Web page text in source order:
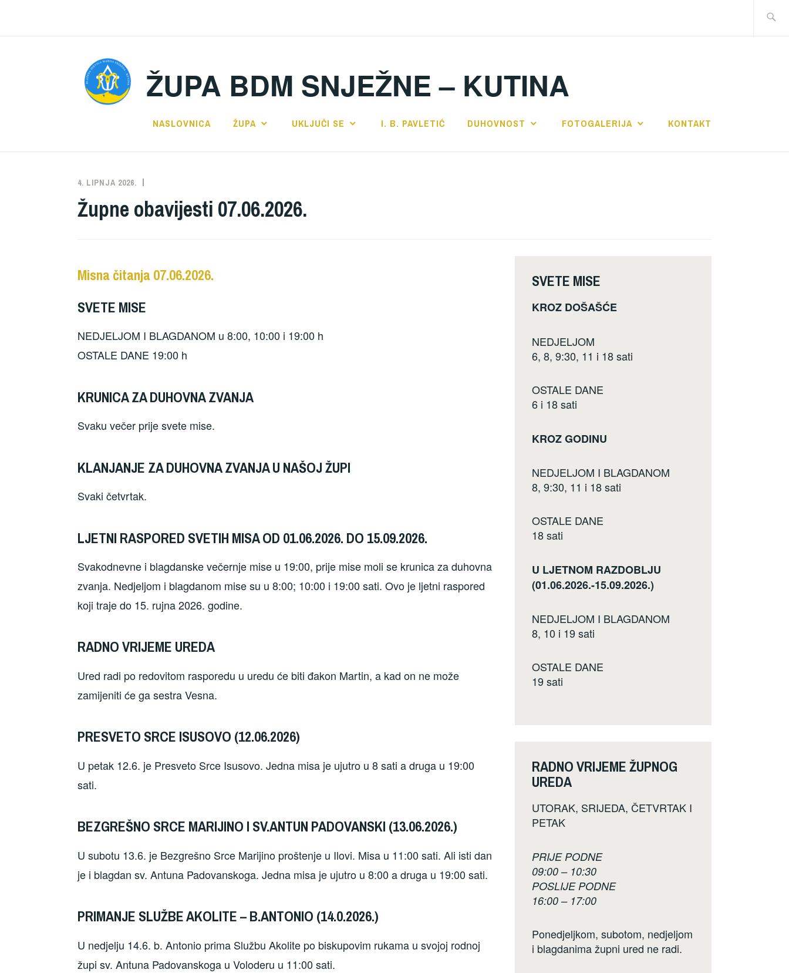
ŽUPA BDM SNJEŽNE – KUTINA
NASLOVNICA ŽUPA UKLJUČI SE I. B. PAVLETIĆ DUHOVNOST FOTOGALERIJA KONTAKT
4. LIPNJA 2026.
Župne obavijesti 07.06.2026.
Misna čitanja 07.06.2026.
SVETE MISE
NEDJELJOM I BLAGDANOM u 8:00, 10:00 i 19:00 h
OSTALE DANE 19:00 h
KRUNICA ZA DUHOVNA ZVANJA
Svaku večer prije svete mise.
KLANJANJE ZA DUHOVNA ZVANJA U NAŠOJ ŽUPI
Svaki četvrtak.
LJETNI RASPORED SVETIH MISA OD 01.06.2026. DO 15.09.2026.
Svakodnevne i blagdanske večernje mise u 19:00, prije mise moli se krunica za duhovna
zvanja. Nedjeljom i blagdanom mise su u 8:00; 10:00 i 19:00 sati. Ovo je ljetni raspored
koji traje do 15. rujna 2026. godine.
RADNO VRIJEME UREDA
Ured radi po redovitom rasporedu u uredu će biti đakon Martin, a kad on ne može
zamijeniti će ga sestra Vesna.
PRESVETO SRCE ISUSOVO (12.06.2026)
U petak 12.6. je Presveto Srce Isusovo. Jedna misa je ujutro u 8 sati a druga u 19:00
sati.
BEZGREŠNO SRCE MARIJINO I SV.ANTUN PADOVANSKI (13.06.2026.)
U subotu 13.6. je Bezgrešno Srce Marijino proštenje u Ilovi. Misa u 11:00 sati. Ali isti dan
je i blagdan sv. Antuna Padovanskoga. Jedna misa je ujutro u 8:00 a druga u 19:00 sati.
PRIMANJE SLUŽBE AKOLITE – B.ANTONIO (14.0.2026.)
U nedjelju 14.6. b. Antonio prima Službu Akolite po biskupovim rukama u svojoj rodnoj
župi sv. Antuna Padovanskoga u Voloderu u 11:00 sati.
SVETE MISE
KROZ DOŠAŠĆE
NEDJELJOM
6, 8, 9:30, 11 i 18 sati
OSTALE DANE
6 i 18 sati
KROZ GODINU
NEDJELJOM I BLAGDANOM
8, 9:30, 11 i 18 sati
OSTALE DANE
18 sati
U LJETNOM RAZDOBLJU
(01.06.2026.-15.09.2026.)
NEDJELJOM I BLAGDANOM
8, 10 i 19 sati
OSTALE DANE
19 sati
RADNO VRIJEME ŽUPNOG
UREDA
UTORAK, SRIJEDA, ČETVRTAK I
PETAK
PRIJE PODNE
09:00 – 10:30
POSLIJE PODNE
16:00 – 17:00
Ponedjeljkom, subotom, nedjeljom
i blagdanima župni ured ne radi.